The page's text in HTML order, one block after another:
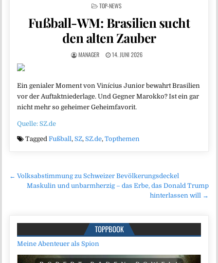
POSTED IN
TOP-NEWS
Fußball-WM: Brasilien sucht
den alten Zauber
MANAGER 14. JUNI 2026
Ein genialer Moment von Vinícius Junior bewahrt Brasilien
vor der Auftaktniederlage. Und Gegner Marokko? Ist ein gar
nicht mehr so geheimer Geheimfavorit.
Quelle: SZ.de
TaggedFußball ,SZ,SZ.de,Topthemen
Beitragsnavigation
← Volksabstimmung zu Schweizer Bevölkerungsdeckel
Maskulin und unbarmherzig – das Erbe, das Donald Trump
hinterlassen will →
TOPPBOOK
Meine Abenteuer als Spion